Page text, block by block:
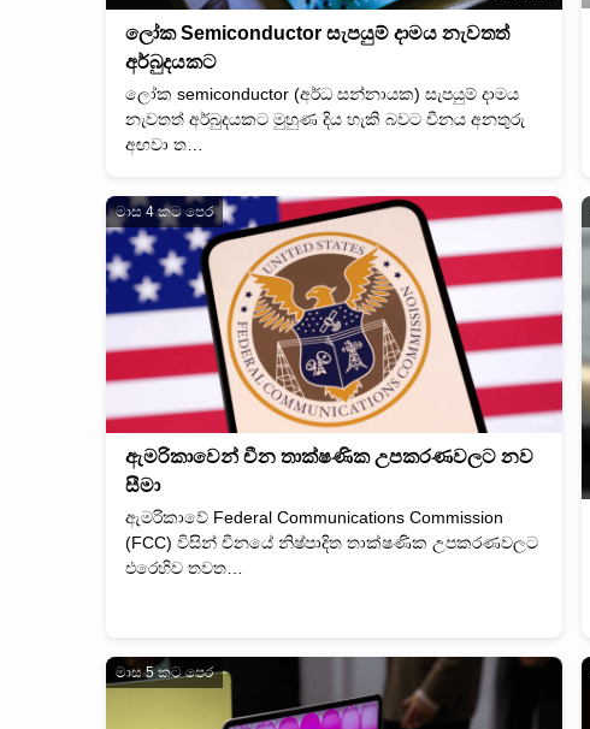
ලෝක Semiconductor සැපයුම් දාමය නැවතත්
අර්බුදයකට
ලෝක semiconductor (අර්ධ සන්නායක) සැපයුම් දාමය
නැවතත් අර්බුදයකට මුහුණ දිය හැකි බවට චීනය අනතුරු
අඟවා ත…
මාස 4 කට පෙර
ඇමරිකාවෙන් චීන තාක්ෂණික උපකරණවලට නව
සීමා
ඇමරිකාවේ Federal Communications Commission
(FCC) විසින් චීනයේ නිෂ්පාදිත තාක්ෂණික උපකරණවලට
එරෙහිව තවත…
මාස 5 කට පෙර